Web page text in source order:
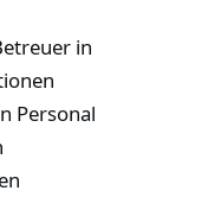
in
Personal